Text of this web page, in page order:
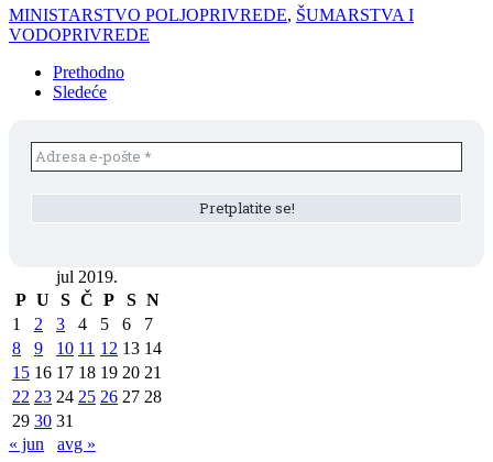
MINISTARSTVO POLJOPRIVREDE, ŠUMARSTVA I
VODOPRIVREDE
Prethodno
Sledeće
jul 2019.
P U S Č P S N
1
2 3 4 5 6
7
8
9 10 11 12 13 14
15 16 17 18 19 20 21
22 23 24 25 26 27 28
29 30 31
« jun
avg »